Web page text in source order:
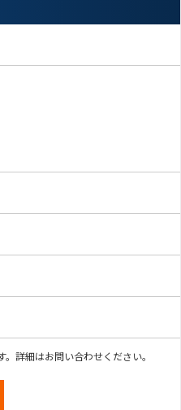
詳細はお問い合わせください。